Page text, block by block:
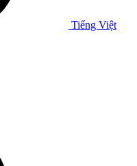
Tiếng Việt